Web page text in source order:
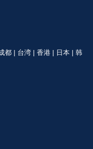
都 | 台湾 | 香港 | 日本 | 韩